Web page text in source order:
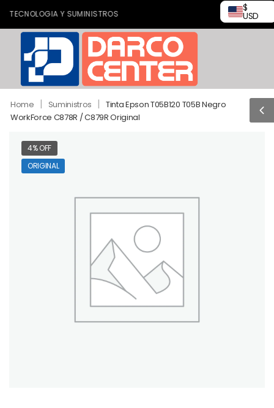
Y SUMINISTROS
$
USD
Home | Suministros | Tinta Epson T05B120 T05B Negro
WorkForce C878R / C879R Original
4% OFF
ORIGINAL